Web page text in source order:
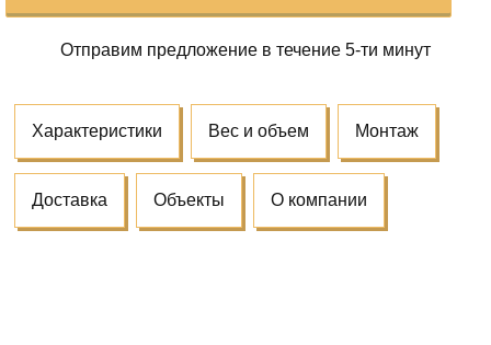
Отправим предложение в течение 5-ти минут
Характеристики Вес и объем Монтаж
Доставка Объекты О компании